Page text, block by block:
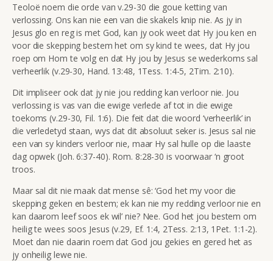
Teoloë noem die orde van v.29-30 die goue ketting van
verlossing. Ons kan nie een van die skakels knip nie. As jy in
Jesus glo en reg is met God, kan jy ook weet dat Hy jou ken en
voor die skepping bestem het om sy kind te wees, dat Hy jou
roep om Hom te volg en dat Hy jou by Jesus se wederkoms sal
verheerlik (v.29-30, Hand. 13:48, 1Tess. 1:4-5, 2Tim. 2:10).
Dit impliseer ook dat jy nie jou redding kan verloor nie. Jou
verlossing is vas van die ewige verlede af tot in die ewige
toekoms (v.29-30, Fil. 1:6). Die feit dat die woord ‘verheerlik’ in
die verledetyd staan, wys dat dit absoluut seker is. Jesus sal nie
een van sy kinders verloor nie, maar Hy sal hulle op die laaste
dag opwek (Joh. 6:37-40). Rom. 8:28-30 is voorwaar ‘n groot
troos.
Maar sal dit nie maak dat mense sê: ‘God het my voor die
skepping geken en bestem; ek kan nie my redding verloor nie en
kan daarom leef soos ek wil’ nie? Nee. God het jou bestem om
heilig te wees soos Jesus (v.29, Ef. 1:4, 2Tess. 2:13, 1Pet. 1:1-2).
Moet dan nie daarin roem dat God jou gekies en gered het as
jy onheilig lewe nie.